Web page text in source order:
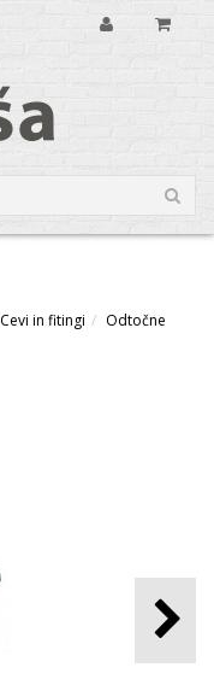
Cevi in fitingi Odtočne